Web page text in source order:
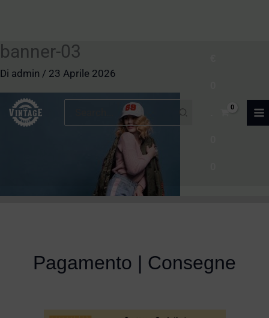
Vai
al
banner-03
Di admin / 23 Aprile 2026
Pagamento | Consegne